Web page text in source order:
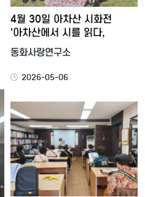
4월 30일 아차산 시화전
'아차산에서 시를 읽다,
동화사랑연구소
2026-05-06